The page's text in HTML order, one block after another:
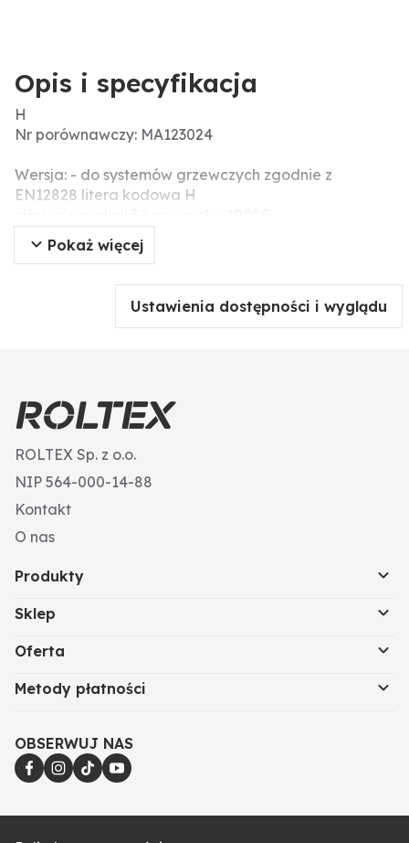
Opis i specyfikacja
H
Nr porównawczy: MA123024
Wersja: - do systemów grzewczych zgodnie z
EN12828 litera kodowa H
Dodatkowe informacje: Membranowy zawór
bezpieczeństwa o kątowym kształcie z obciążeniem
przed przekroczeniem dopuszczalnego ciśnienia. Do
mediów gazowych i płynnych.
Pokaż więcej
Ustawienia dostępności i wyglądu
ROLTEX Sp. z o.o.
NIP 564-000-14-88
Kontakt
O nas
Produkty
Sklep
Oferta
Metody płatności
OBSERWUJ NAS